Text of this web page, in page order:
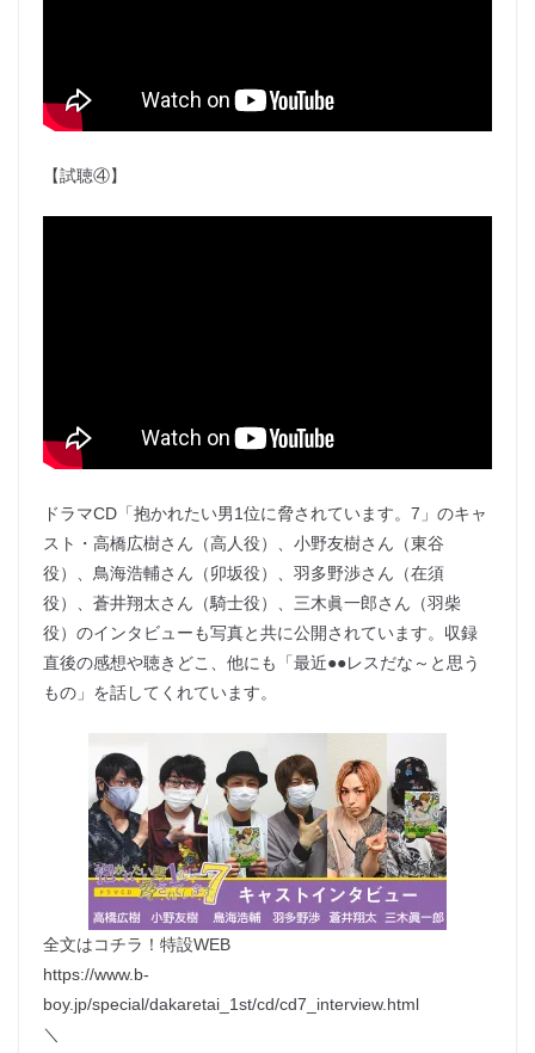
【試聴④】
ドラマCD「抱かれたい男1位に脅されています。7」のキャ
スト・高橋広樹さん（高人役）、小野友樹さん（東谷
役）、鳥海浩輔さん（卯坂役）、羽多野渉さん（在須
役）、蒼井翔太さん（騎士役）、三木眞一郎さん（羽柴
役）のインタビューも写真と共に公開されています。収録
直後の感想や聴きどこ、他にも「最近●●レスだな～と思う
もの」を話してくれています。
全文はコチラ！特設WEB
https://www.b-
boy.jp/special/dakaretai_1st/cd/cd7_interview.html
＼